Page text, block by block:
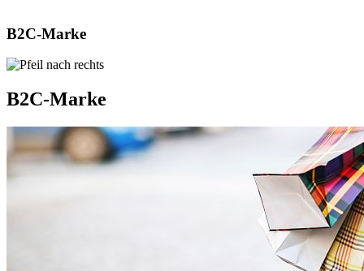
B2C-Marke
B2C-Marke